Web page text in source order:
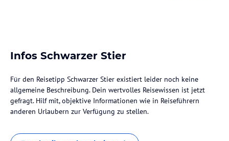
Infos Schwarzer Stier
Für den Reisetipp Schwarzer Stier existiert leider noch keine
allgemeine Beschreibung. Dein wertvolles Reisewissen ist jetzt
gefragt. Hilf mit, objektive Informationen wie in Reiseführern
anderen Urlaubern zur Verfügung zu stellen.